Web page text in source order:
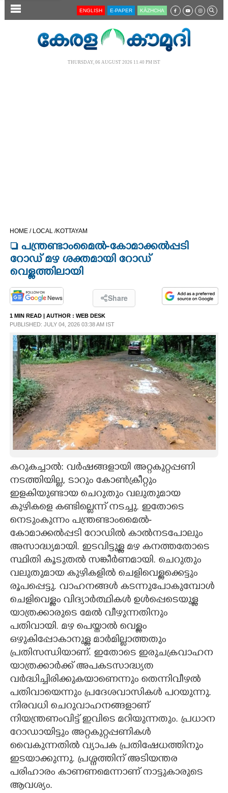
SECTIONS
OPINION
PHOTOS
LIFESTYLE
SPIRITUAL
INFO+
ART
ASTRO
CARTOONS
LITERATURE
ZOOM
CONTACT US
ENGLISH E-PAPER KĀZHCHA
THURSDAY, 06 AUGUST 2026 11.40 PM IST
HOME / LOCAL /KOTTAYAM
 പന്ത്രണ്ടാംമൈൽ-കോമാക്കൽപ്പടി
റോഡ് മഴ ശക്തമായി റോഡ്
വെള്ളത്തിലായി
Share
1 MIN READ | AUTHOR : WEB DESK
PUBLISHED: JULY 04, 2026 03:38 AM IST
കറുകച്ചാൽ: വർഷങ്ങളായി അറ്റകുറ്റപ്പണി
നടത്തിയില്ല, ടാറും കോൺക്രീറ്റും
ഇളകിയുണ്ടായ​ ചെറുതും വലുതുമായ
കുഴികളെ കണ്ടില്ലെന്ന് നടച്ചു. ഇതോടെ
നെടുംകുന്നം പന്ത്രണ്ടാംമൈൽ-
കോമാക്കൽപ്പടി റോഡിൽ കാൽനടപോലും
അസാദ്ധ്യമായി. ഇടവിട്ടുള്ള മഴ കനത്തതോടെ
സ്ഥിതി കൂടുതൽ സങ്കീർണമായി. ചെറുതും
വലുതുമായ കുഴികളിൽ ചെളിവെള്ളക്കെട്ടും
രൂപപ്പെട്ടു. വാഹനങ്ങൾ കടന്നുപോകുമ്പോൾ
ചെളിവെള്ളം വിദ്യാർത്ഥികൾ ഉൾപ്പെടെയുള്ള
യാത്രക്കാരുടെ മേൽ വീഴുന്നതിനും
പതിവായി. മഴ പെയ്താൽ വെള്ളം
ഒഴുകിപ്പോകാനുള്ള മാർമില്ലാത്തതും
പ്രതിസന്ധിയാണ്. ഇതോടെ ഇരുചക്രവാഹന
യാത്രക്കാർക്ക് അപകടസാദ്ധ്യത
വർദ്ധിച്ചിരിക്കുകയാണെന്നും തെന്നിവീഴൽ
പതിവായെന്നും പ്രദേശവാസികൾ പറയുന്നു.
നിരവധി ചെറുവാഹനങ്ങളാണ്
നിയന്ത്രണംവിട്ട് ഇവിടെ മറിയുന്നതും. പ്രധാന
റോഡായിട്ടും അറ്റകുറ്റപ്പണികൾ
വൈകുന്നതിൽ വ്യാപക പ്രതിഷേധത്തിനും
ഇടയാക്കുന്നു. പ്രശ്നത്തിന് അടിയന്തര
പരിഹാരം കാണണമെന്നാണ് നാട്ടുകാരുടെ
ആവശ്യം.